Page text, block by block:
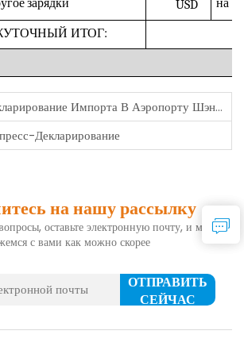
зарядки USD на
ИТОГ:
Импорта В Аэропорту Шэньчжэня
Декларирование
на нашу рассылку
оставьте электронную почту, и мы
с вами как можно скорее
ОТПРАВИТЬ
СЕЙЧАС